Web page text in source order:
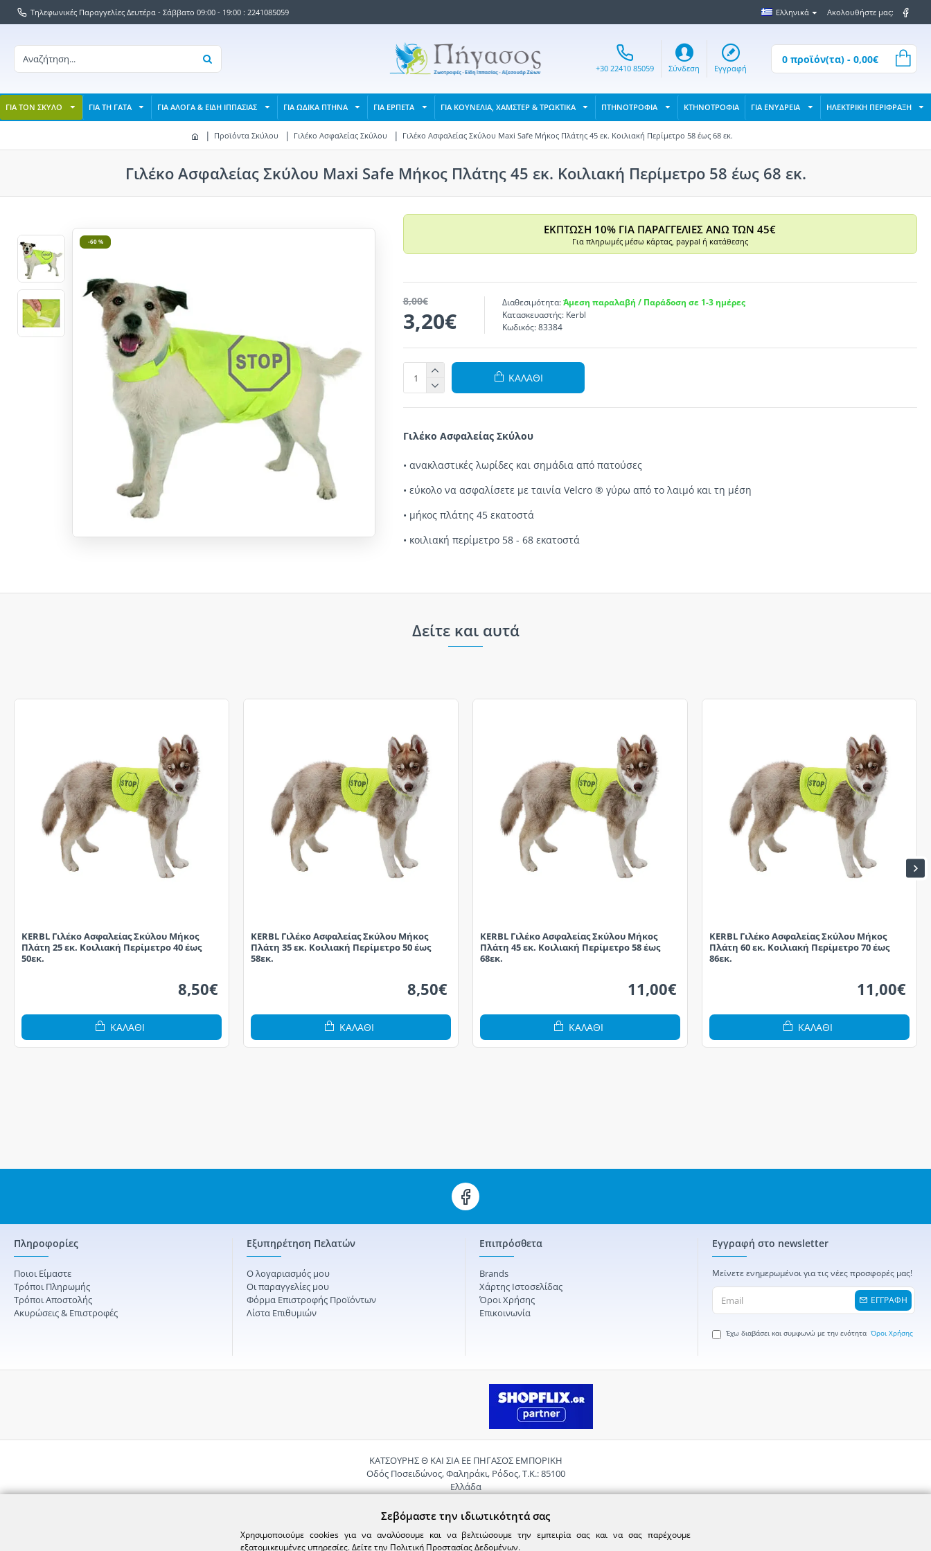
Τηλεφωνικές Παραγγελίες Δευτέρα - Σάββατο 09:00 - 19:00 : 2241085059 Ελληνικά Ακολουθήστε μας:
+30 22410 85059 Σύνδεση Εγγραφή
0 προϊόν(τα) - 0,00€
ΓΙΑ ΤΟΝ ΣΚΥΛΟ ΓΙΑ ΤΗ ΓΑΤΑ ΓΙΑ ΑΛΟΓΑ & ΕΙΔΗ ΙΠΠΑΣΙΑΣ ΓΙΑ ΩΔΙΚΑ ΠΤΗΝΑ ΓΙΑ ΕΡΠΕΤΑ ΓΙΑ ΚΟΥΝΕΛΙΑ, ΧΑΜΣΤΕΡ & ΤΡΩΚΤΙΚΑ ΠΤΗΝΟΤΡΟΦΙΑ ΚΤΗΝΟΤΡΟΦΙΑ ΓΙΑ ΕΝΥΔΡΕΙΑ ΗΛΕΚΤΡΙΚΗ ΠΕΡΙΦΡΑΞΗ
Προϊόντα Σκύλου Γιλέκο Ασφαλείας Σκύλου Γιλέκο Ασφαλείας Σκύλου Maxi Safe Μήκος Πλάτης 45 εκ. Κοιλιακή Περίμετρο 58 έως 68 εκ.
Γιλέκο Ασφαλείας Σκύλου Maxi Safe Μήκος Πλάτης 45 εκ. Κοιλιακή Περίμετρο 58 έως 68 εκ.
-60 %
ΕΚΠΤΩΣΗ 10% ΓΙΑ ΠΑΡΑΓΓΕΛΙΕΣ ΑΝΩ ΤΩΝ 45€
Για πληρωμές μέσω κάρτας, paypal ή κατάθεσης
3,20€
8,00€ Διαθεσιμότητα: Άμεση παραλαβή / Παράδοση σε 1-3 ημέρες
Κατασκευαστής: Kerbl
Κωδικός: 83384
ΚΑΛΆΘΙ
Γιλέκο Ασφαλείας Σκύλου
• ανακλαστικές λωρίδες και σημάδια από πατούσες
• εύκολο να ασφαλίσετε με ταινία Velcro ® γύρω από το λαιμό και τη μέση
• μήκος πλάτης 45 εκατοστά
• κοιλιακή περίμετρο 58 - 68 εκατοστά
Δείτε και αυτά
KERBL Γιλέκο Ασφαλείας Σκύλου Μήκος
Πλάτη 25 εκ. Κοιλιακή Περίμετρο 40 έως
50εκ.
8,50€
ΚΑΛΆΘΙ
KERBL Γιλέκο Ασφαλείας Σκύλου Μήκος
Πλάτη 35 εκ. Κοιλιακή Περίμετρο 50 έως
58εκ.
8,50€
ΚΑΛΆΘΙ
KERBL Γιλέκο Ασφαλείας Σκύλου Μήκος
Πλάτη 45 εκ. Κοιλιακή Περίμετρο 58 έως
68εκ.
11,00€
ΚΑΛΆΘΙ
KERBL Γιλέκο Ασφαλείας Σκύλου Μήκος
Πλάτη 60 εκ. Κοιλιακή Περίμετρο 70 έως
86εκ.
11,00€
ΚΑΛΆΘΙ
Πληροφορίες
Ποιοι Είμαστε
Τρόποι Πληρωμής
Τρόποι Αποστολής
Ακυρώσεις & Επιστροφές
Εξυπηρέτηση Πελατών
Ο λογαριασμός μου
Οι παραγγελίες μου
Φόρμα Επιστροφής Προϊόντων
Λίστα Επιθυμιών
Επιπρόσθετα
Brands
Χάρτης Ιστοσελίδας
Όροι Χρήσης
Επικοινωνία
Εγγραφή στο newsletter
Μείνετε ενημερωμένοι για τις νέες προσφορές μας!
ΕΓΓΡΑΦΗ
Έχω διαβάσει και συμφωνώ με την ενότητα Όροι Χρήσης
ΚΑΤΣΟΥΡΗΣ Θ ΚΑΙ ΣΙΑ ΕΕ ΠΗΓΑΣΟΣ ΕΜΠΟΡΙΚΗ
Οδός Ποσειδώνος, Φαληράκι, Ρόδος, Τ.Κ.: 85100
Ελλάδα
Email:pigasosemporiki@gmail.com
Σεβόμαστε την ιδιωτικότητά σας
Χρησιμοποιούμε cookies για να αναλύσουμε και να βελτιώσουμε την εμπειρία σας και να σας παρέχουμε
εξατομικευμένες υπηρεσίες. Δείτε την Πολιτική Προστασίας Δεδομένων.